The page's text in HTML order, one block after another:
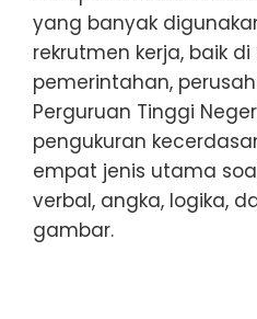
yang banyak
rekrutmen kerja, baik
pemerintahan,
Perguruan Tinggi
pengukuran
empat jenis utama soal
verbal, angka, logika,
gambar.